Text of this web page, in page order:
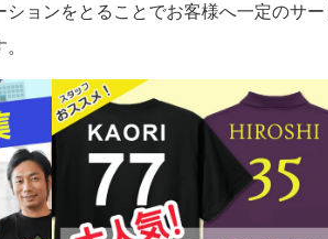
ョンをとることでお客様へ一定のサ